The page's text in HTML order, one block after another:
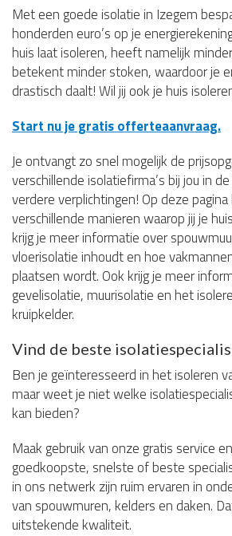
Met een goede isolatie in Izegem
honderden euro’s op je
huis laat isoleren, heeft namelijk
betekent minder stoken, waardoor je
drastisch daalt! Wil jij ook je huis
Start nu je gratis offerteaanvraag.
Je ontvangt zo snel mogelijk de
verschillende isolatiefirma’s bij jou in
verdere verplichtingen! Op deze
verschillende manieren waarop jij je
krijg je meer informatie over
vloerisolatie inhoudt en hoe
plaatsen wordt. Ook krijg je meer
gevelisolatie, muurisolatie en het
kruipkelder.
Vind de beste
Ben je geïnteresseerd in het isoleren
maar weet je niet welke
kan bieden?
Maak gebruik van onze gratis service
goedkoopste, snelste of beste
in ons netwerk zijn ruim ervaren in
van spouwmuren, kelders en daken.
uitstekende kwaliteit.